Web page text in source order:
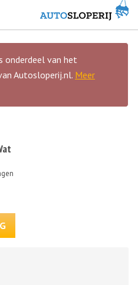
onderdeel van het
Autosloperij.nl. Meer